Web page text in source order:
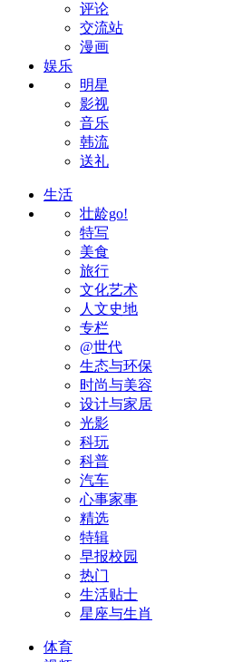
评论
交流站
漫画
娱乐
明星
影视
音乐
韩流
送礼
生活
壮龄go!
特写
美食
旅行
文化艺术
人文史地
专栏
@世代
生态与环保
时尚与美容
设计与家居
光影
科玩
科普
汽车
心事家事
精选
特辑
早报校园
热门
生活贴士
星座与生肖
体育